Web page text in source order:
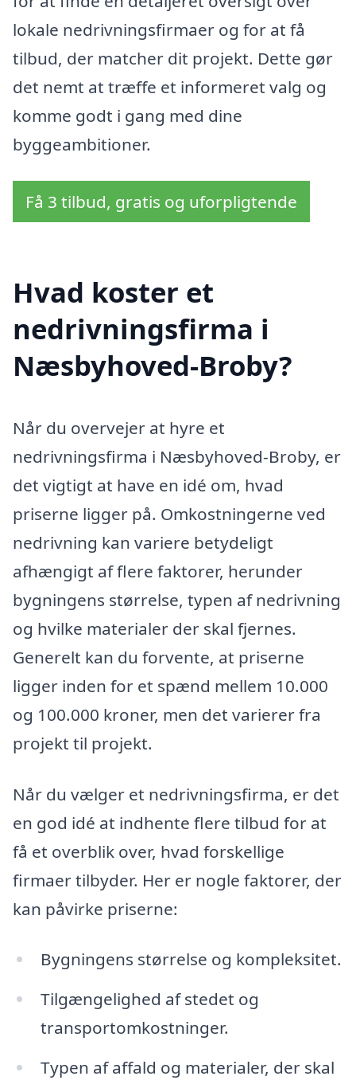
lokale nedrivningsfirmaer og for at få
tilbud, der matcher dit projekt. Dette gør
det nemt at træffe et informeret valg og
komme godt i gang med dine
byggeambitioner.
Få 3 tilbud, gratis og uforpligtende
Hvad koster et
nedrivningsfirma i
Næsbyhoved-Broby?
Når du overvejer at hyre et
nedrivningsfirma i Næsbyhoved-Broby, er
det vigtigt at have en idé om, hvad
priserne ligger på. Omkostningerne ved
nedrivning kan variere betydeligt
afhængigt af flere faktorer, herunder
bygningens størrelse, typen af nedrivning
og hvilke materialer der skal fjernes.
Generelt kan du forvente, at priserne
ligger inden for et spænd mellem 10.000
og 100.000 kroner, men det varierer fra
projekt til projekt.
Når du vælger et nedrivningsfirma, er det
en god idé at indhente flere tilbud for at
få et overblik over, hvad forskellige
firmaer tilbyder. Her er nogle faktorer, der
kan påvirke priserne:
Bygningens størrelse og kompleksitet.
Tilgængelighed af stedet og
transportomkostninger.
Typen af affald og materialer, der skal